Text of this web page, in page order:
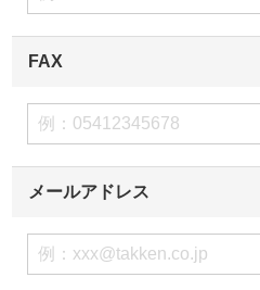
FAX
メールアドレス